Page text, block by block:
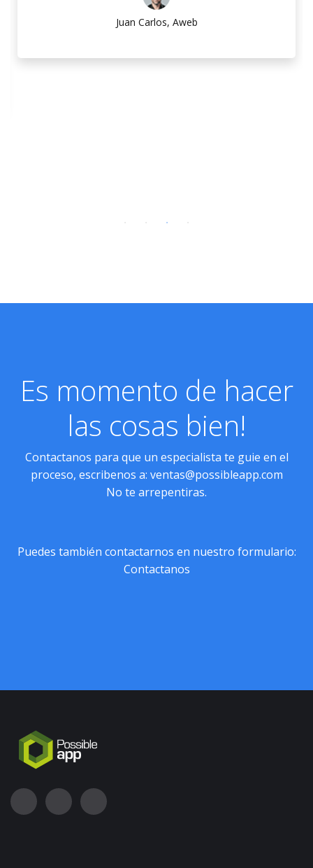
Juan Carlos, Aweb
Es momento de hacer
las cosas bien!
Contactanos para que un especialista te guie en el
proceso, escribenos a: ventas@possibleapp.com
No te arrepentiras.
Puedes también contactarnos en nuestro formulario:
Contactanos